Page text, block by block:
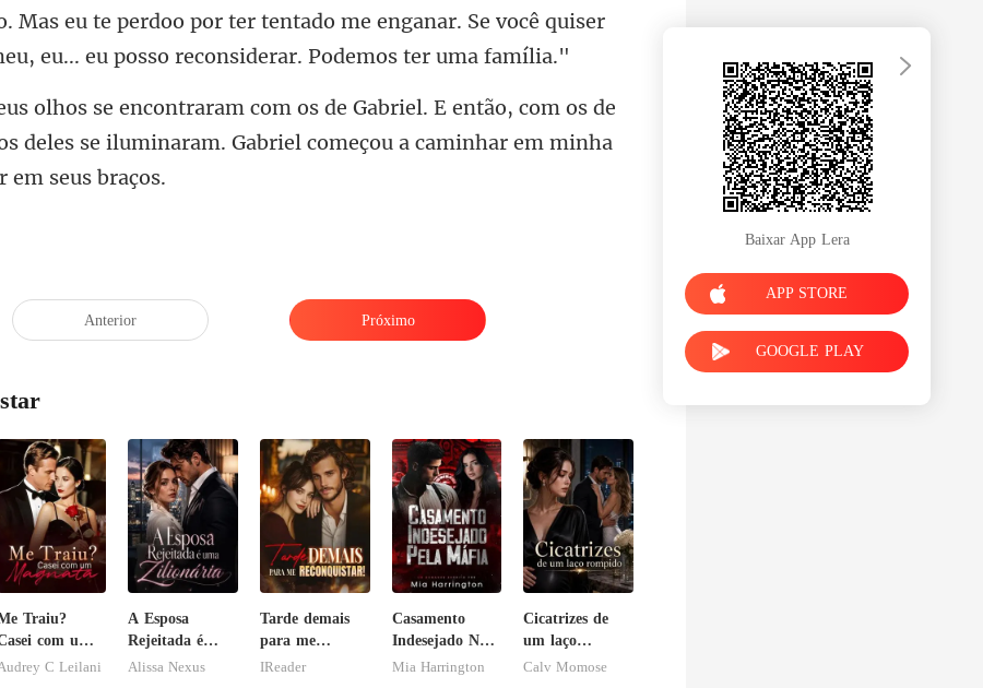
Mas eu te perdoo por ter tentado me enganar. Se você quis
ntão, com os de
deles se iluminaram. Gabrie
Anterior Próximo
Traiu?
com um
MagnataC Leilani
A Esposa
Rejeitada é
uma Zilionária
Alissa Nexus
Tarde demais
para me
reconquistar!
IReader
Casamento
Indesejado Na
Máfia
Mia Harrington
Cicatrizes de
um laço
rompido
Calv Momose
Baixar App Lera
APP STORE
GOOGLE PLAY